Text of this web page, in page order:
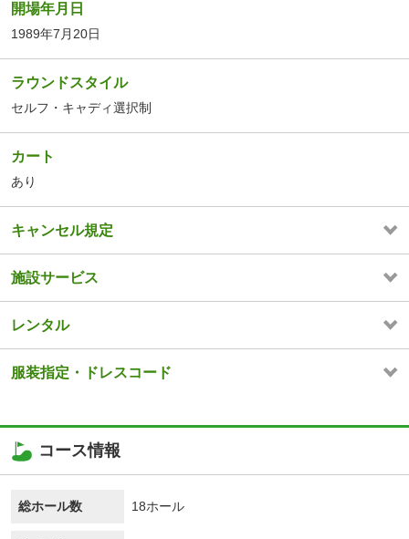
開場年月日
1989年7月20日
ラウンドスタイル
セルフ・キャディ選択制
カート
あり
キャンセル規定
施設サービス
レンタル
服装指定・ドレスコード
コース情報
総ホール数 18ホール